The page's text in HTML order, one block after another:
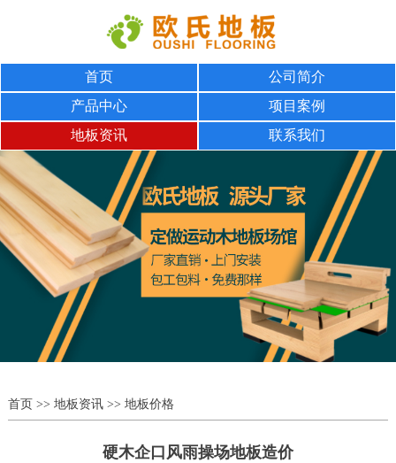
首页
公司简介
产品中心
项目案例
地板资讯
联系我们
首页>> 地板资讯>> 地板价格
硬木企口风雨操场地板造价